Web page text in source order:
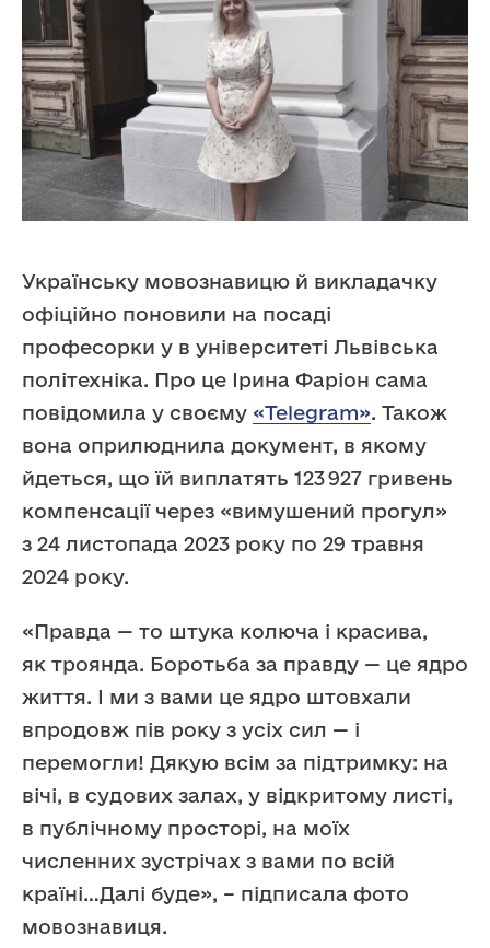
Українську мовознавицю й викладачку
офіційно поновили на посаді
професорки у в університеті Львівська
політехніка. Про це Ірина Фаріон сама
повідомила у своєму «Telegram». Також
вона оприлюднила документ, в якому
йдеться, що їй виплатять 123 927 гривень
компенсації через «вимушений прогул»
з 24 листопада 2023 року по 29 травня
2024 року.
«Правда — то штука колюча і красива,
як троянда. Боротьба за правду — це ядро
життя. І ми з вами це ядро штовхали
впродовж пів року з усіх сил — і
перемогли! Дякую всім за підтримку: на
вічі, в судових залах, у відкритому листі,
в публічному просторі, на моїх
численних зустрічах з вами по всій
країні…Далі буде», – підписала фото
мовознавиця.